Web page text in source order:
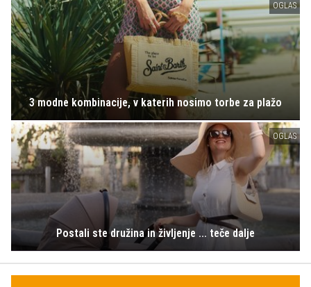
OGLAS
3 modne kombinacije, v katerih nosimo torbe za plažo
OGLAS
Postali ste družina in življenje ... teče dalje